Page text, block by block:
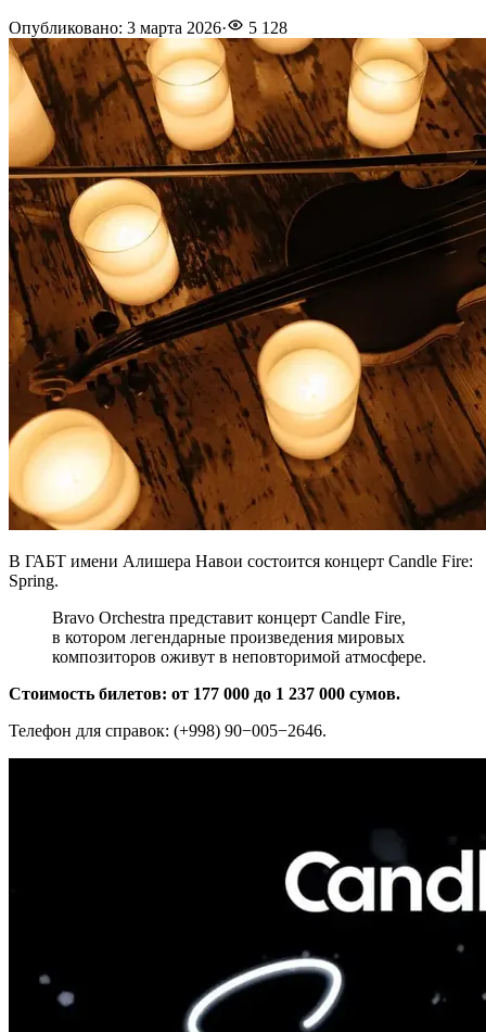
Опубликовано: 3 марта 2026· 5 128
В ГАБТ имени Алишера Навои состоится концерт Candle Fire:
Spring.
Bravo Orchestra представит концерт Candle Fire,
в котором легендарные произведения мировых
композиторов оживут в неповторимой атмосфере.
Стоимость билетов: от 177 000 до 1 237 000 сумов.
Телефон для справок: (+998) 90−005−2646.